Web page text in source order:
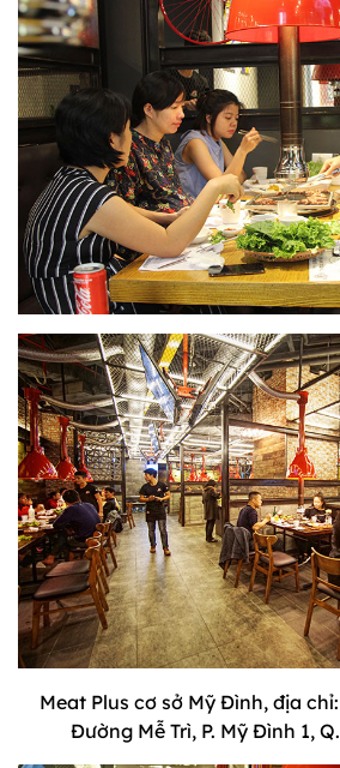
Meat Plus cơ sở Mỹ Đình, địa chỉ:
Đường Mễ Trì, P. Mỹ Đình 1,